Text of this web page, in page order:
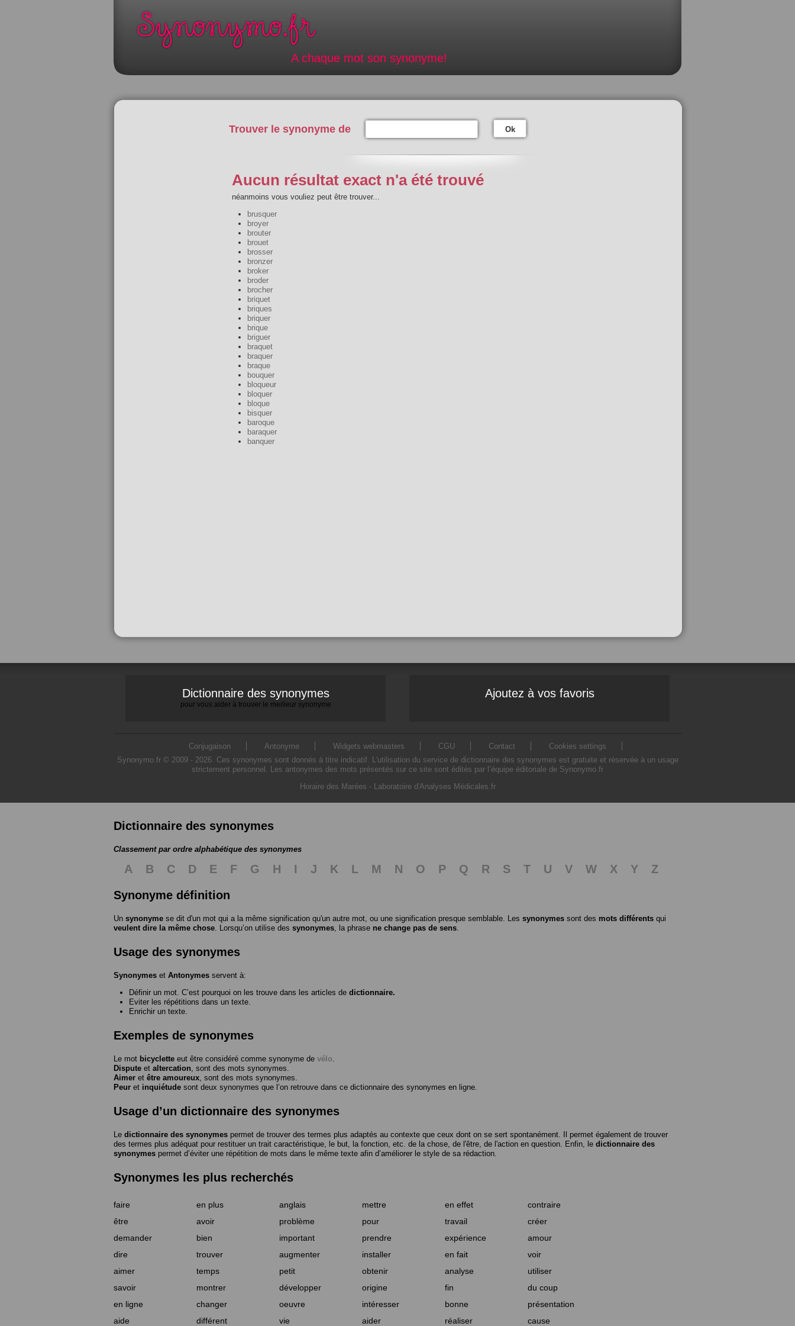
A chaque mot son synonyme!
Trouver le synonyme de Ok
Aucun résultat exact n'a été trouvé
néanmoins vous vouliez peut être trouver...
brusquer
broyer
brouter
brouet
brosser
bronzer
broker
broder
brocher
briquet
briques
briquer
brique
briguer
braquet
braquer
braque
bouquer
bloqueur
bloquer
bloque
bisquer
baroque
baraquer
banquer
Dictionnaire des synonymes
pour vous aider à trouver le meilleur synonyme
Ajoutez à vos favoris
Conjugaison Antonyme Widgets webmasters CGU Contact
Cookies settings
Synonymo.fr © 2009 - 2026. Ces synonymes sont donnés à titre indicatif. L'utilisation du service de dictionnaire des synonymes est gratuite et réservée à un usage
strictement personnel. Les antonymes des mots présentés sur ce site sont édités par l’équipe éditoriale de Synonymo.fr
Horaire des Marées - Laboratoire d'Analyses Médicales.fr
Dictionnaire des synonymes
Classement par ordre alphabétique des synonymes
A B C D E F G H I J K L M N O P Q R S T U V W X Y
Z
Synonyme définition
Un synonyme se dit d'un mot qui a la même signification qu'un autre mot, ou une signification presque semblable. Les synonymes sont des mots différents qui
veulent dire la même chose . Lorsqu’on utilise des synonymes , la phrase ne change pas de sens
Usage des synonymes
Synonymes et Antonymes servent à:
Définir un mot. C’est pourquoi on les trouve dans les articles de dictionnaire.
Eviter les répétitions dans un texte.
Enrichir un texte.
Exemples de synonymes
Le mot bicyclette eut être considéré comme synonyme de vélo
Dispute et altercation , sont des mots synonymes.
Aimer et être amoureux , sont des mots synonymes.
Peur et inquiétude sont deux synonymes que l’on retrouve dans ce dictionnaire des synonymes en ligne.
Usage d’un dictionnaire des synonymes
Le dictionnaire des synonymes permet de trouver des termes plus adaptés au contexte que ceux dont on se sert spontanément. Il permet également de trouver
des termes plus adéquat pour restituer un trait caractéristique, le but, la fonction, etc. de la chose, de l'être, de l'action en question. Enfin, le dictionnaire des
synonymes permet d’éviter une répétition de mots dans le même texte afin d’améliorer le style de sa rédaction.
Synonymes les plus recherchés
faire en plus anglais mettre en effet
contraire
être
avoir problème pour travail
créer
demander
bien important prendre expérience
amour
dire
trouver augmenter installer en fait
voir
aimer
temps petit obtenir analyse
utiliser
savoir
montrer développer origine fin
du coup
en ligne
changer oeuvre intéresser bonne
présentation
aide
différent vie aider réaliser cause